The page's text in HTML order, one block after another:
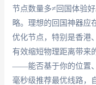
节点数量多≠回国体验
略。理想的回国神器应
优化节点，特别是香港
有效缩短物理距离带来
——能否基于你的位置
毫秒级推荐最优线路，